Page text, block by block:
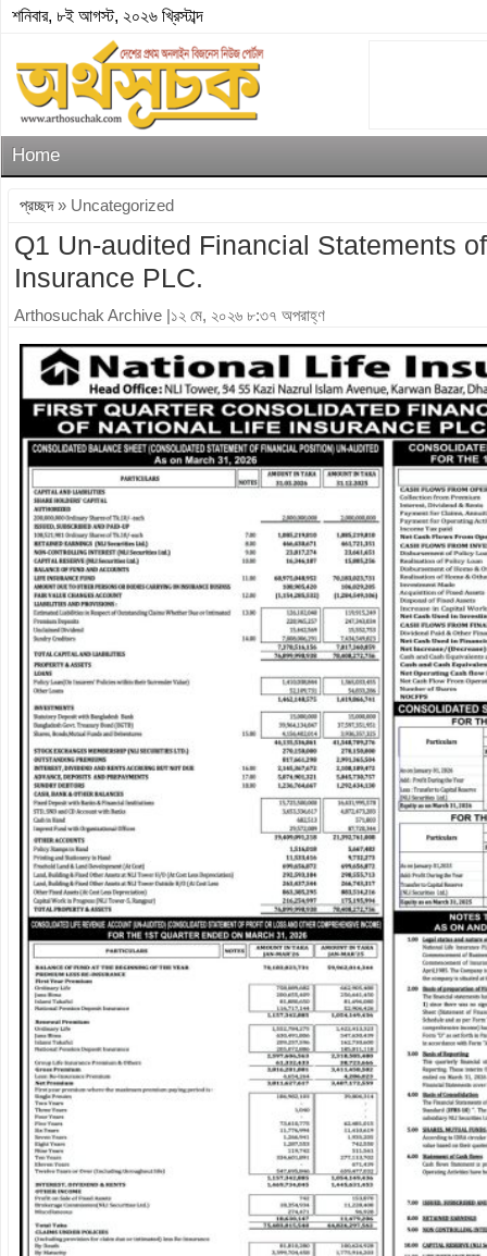
শনিবার, ৮ই আগস্ট, ২০২৬ খ্রিস্টাব্দ
Home
প্রচ্ছদ» Uncategorized
Q1 Un-audited Financial Statements
Insurance PLC.
Arthosuchak Archive |১২ মে, ২০২৬ ৮:৩৭ অপরাহ্ণ